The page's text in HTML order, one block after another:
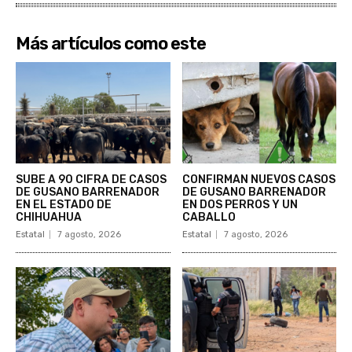
Más artículos como este
SUBE A 90 CIFRA DE CASOS
DE GUSANO BARRENADOR
EN EL ESTADO DE
CHIHUAHUA
Estatal 7 agosto, 2026
CONFIRMAN NUEVOS CASOS
DE GUSANO BARRENADOR
EN DOS PERROS Y UN
CABALLO
Estatal 7 agosto, 2026